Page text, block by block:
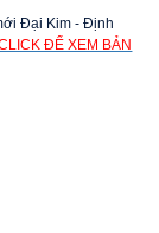
Đại Kim - Định
ĐỂ XEM BẢN